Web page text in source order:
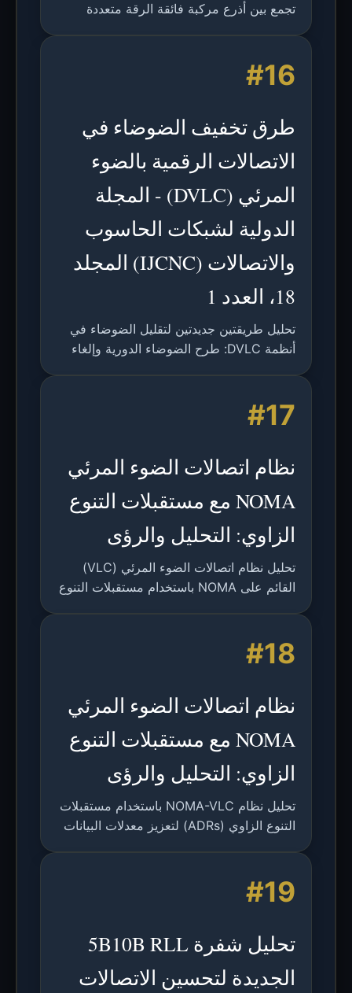
تجمع بين أذرع مركبة فائقة الرقة متعددة
الذاتي، نقل الطاقة/البيانات، ومراقبة صحة
الهيكل.
#16
طرق تخفيف الضوضاء في
الاتصالات الرقمية بالضوء
المرئي (DVLC) - المجلة
الدولية لشبكات الحاسوب
والاتصالات (IJCNC) المجلد
18، العدد 1
تحليل طريقتين جديدتين لتقليل الضوضاء في
أنظمة DVLC: طرح الضوضاء الدورية وإلغاء
(BER).
#17
نظام اتصالات الضوء المرئي
NOMA مع مستقبلات التنوع
الزاوي: التحليل والرؤى
تحليل نظام اتصالات الضوء المرئي (VLC)
القائم على NOMA باستخدام مستقبلات التنوع
#18
نظام اتصالات الضوء المرئي
NOMA مع مستقبلات التنوع
الزاوي: التحليل والرؤى
تحليل نظام NOMA-VLC باستخدام مستقبلات
التنوع الزاوي (ADRs) لتعزيز معدلات البيانات
#19
تحليل شفرة 5B10B RLL
الجديدة لتحسين الاتصالات